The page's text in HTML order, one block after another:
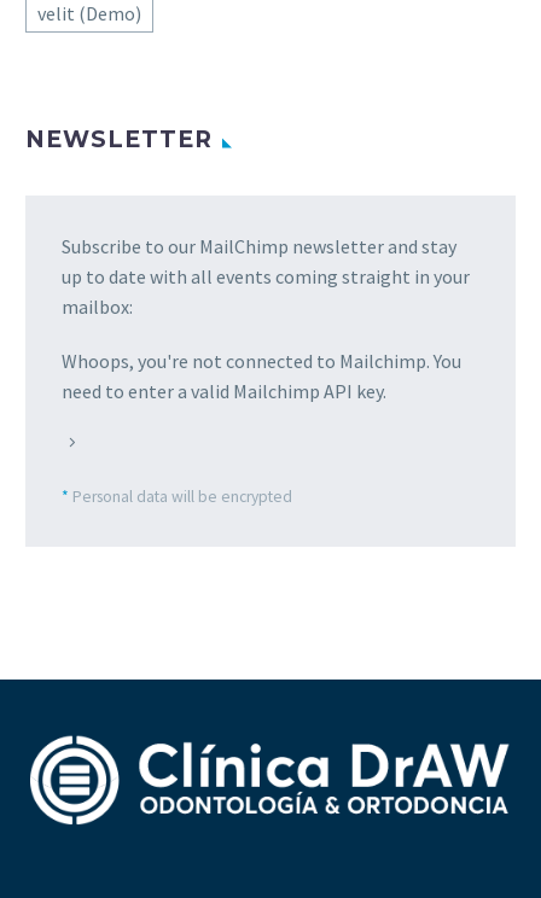
velit (Demo)
NEWSLETTER
Subscribe to our MailChimp newsletter and stay
up to date with all events coming straight in your
mailbox:
Whoops, you're not connected to Mailchimp. You
need to enter a valid Mailchimp API key.
* Personal data will be encrypted